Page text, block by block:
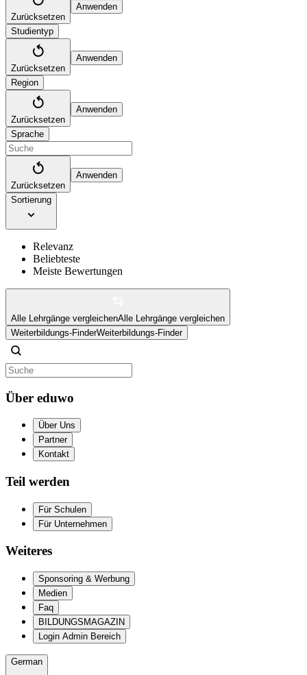
Zurücksetzen
Anwenden
Studientyp
Zurücksetzen
Anwenden
Region
Zurücksetzen
Anwenden
Sprache
Zurücksetzen
Anwenden
Sortierung
Relevanz
Beliebteste
Meiste Bewertungen
Alle Lehrgänge vergleichenAlle Lehrgänge vergleichen
Weiterbildungs-FinderWeiterbildungs-Finder
Über eduwo
Über Uns
Partner
Kontakt
Teil werden
Für Schulen
Für Unternehmen
Weiteres
Sponsoring & Werbung
Medien
Faq
BILDUNGSMAGAZIN
Login Admin Bereich
German